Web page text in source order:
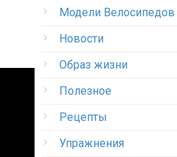
Модели Велосипедов
Новости
Образ жизни
Полезное
Рецепты
Упражнения